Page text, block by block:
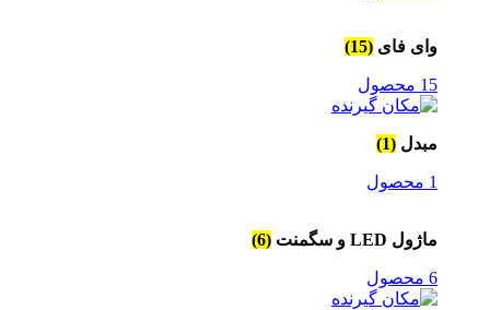
وای فای (15)
15 محصول
مبدل (1)
1 محصول
ماژول LED و سگمنت (6)
6 محصول